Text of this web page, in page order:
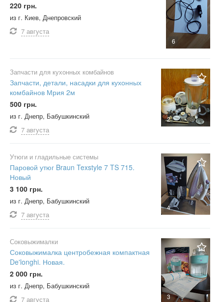
6
220 грн.
из г. Киев, Днепровский
7 августа
2
Запчасти для кухонных комбайнов
Запчасти, детали, насадки для кухонных
комбайнов Мрия 2м
500 грн.
из г. Днепр, Бабушкинский
7 августа
4
Утюги и гладильные системы
Паровой утюг Braun Texstyle 7 TS 715.
Новый
3 100 грн.
из г. Днепр, Бабушкинский
7 августа
3
Соковыжималки
Соковыжималка центробежная компактная
De'longhi. Новая.
2 000 грн.
из г. Днепр, Бабушкинский
7 августа